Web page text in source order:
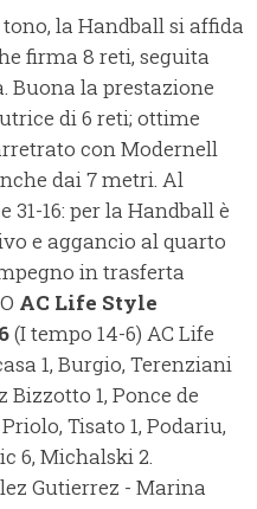
la Handball si affida
firma 8 reti, seguita
Buona la prestazione
di 6 reti; ottime
con Modernell
dai 7 metri. Al
16: per la Handball è
e aggancio al quarto
in trasferta
AC Life Style
(I tempo 14-6) AC Life
1, Burgio, Terenziani
1, Ponce de
Tisato 1, Podariu,
6, Michalski 2.
Gutierrez - Marina